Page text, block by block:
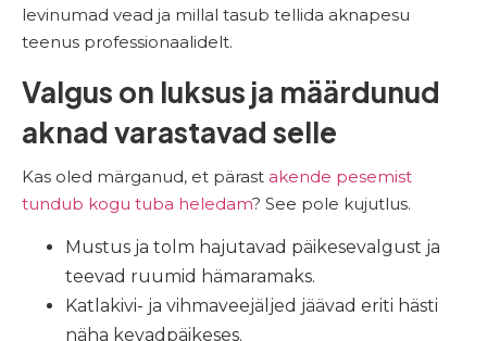
levinumad vead ja millal tasub tellida aknapesu
teenus professionaalidelt.
Valgus on luksus ja määrdunud
aknad varastavad selle
Kas oled märganud, et pärast akende pesemist
tundub kogu tuba heledam? See pole kujutlus.
Mustus ja tolm hajutavad päikesevalgust ja
teevad ruumid hämaramaks.
Katlakivi- ja vihmaveejäljed jäävad eriti hästi
näha kevadpäikeses.